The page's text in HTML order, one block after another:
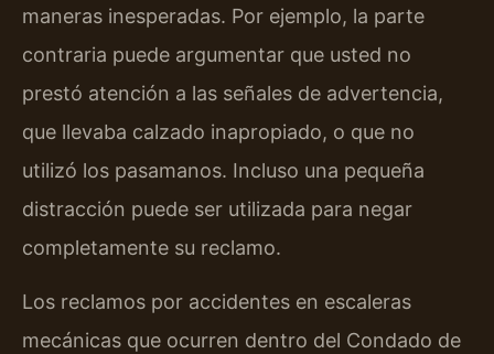
maneras inesperadas. Por ejemplo, la parte
contraria puede argumentar que usted no
prestó atención a las señales de advertencia,
que llevaba calzado inapropiado, o que no
utilizó los pasamanos. Incluso una pequeña
distracción puede ser utilizada para negar
completamente su reclamo.
Los reclamos por accidentes en escaleras
mecánicas que ocurren dentro del Condado de